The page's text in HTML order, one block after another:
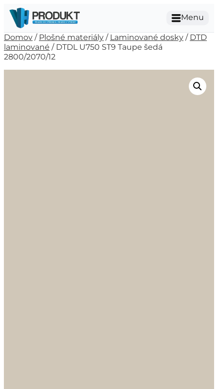
Menu
Domov / Plošné materiály / Laminované dosky / DTD
laminované / DTDL U750 ST9 Taupe šedá
2800/2070/12